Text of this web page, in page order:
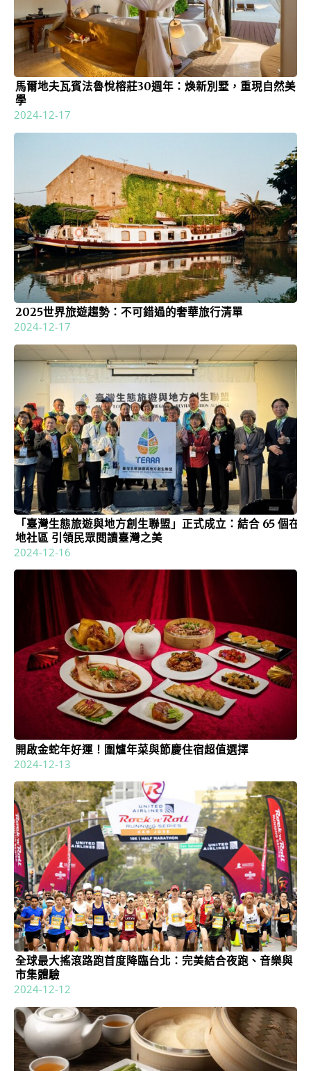
馬爾地夫瓦賓法魯悅榕莊30週年：煥新別墅，重現自然美
學
2024-12-17
2025世界旅遊趨勢：不可錯過的奢華旅行清單
2024-12-17
「臺灣生態旅遊與地方創生聯盟」正式成立：結合 65 個在
地社區 引領民眾閱讀臺灣之美
2024-12-16
開啟金蛇年好運！圍爐年菜與節慶住宿超值選擇
2024-12-13
全球最大搖滾路跑首度降臨台北：完美結合夜跑、音樂與
市集體驗
2024-12-12